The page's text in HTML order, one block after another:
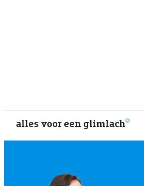
alles voor een glimlach